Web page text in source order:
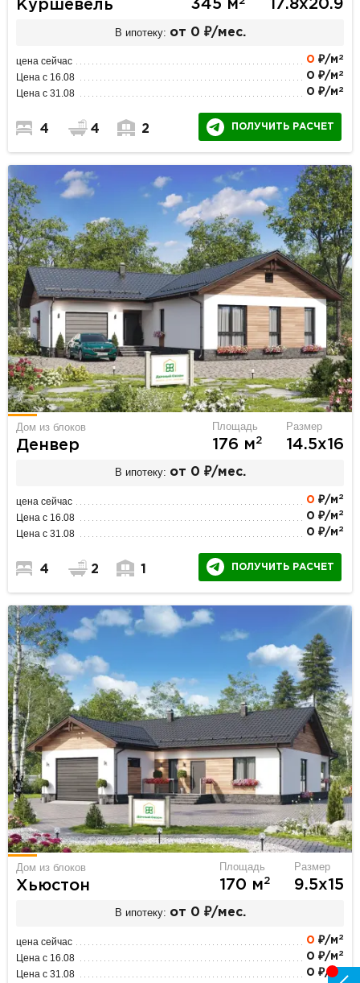
Куршевель 345 м 17.8х20.9
В ипотеку: от 0 ₽/мес.
цена сейчас 0 ₽/м 2
Цена с 16.08 0 ₽/м 2
Цена с 31.08 0 ₽/м 2
4 4 2 ПОЛУЧИТЬ РАСЧЕТ
Дом из блоков
Денвер
Площадь
176 м2
Размер
14.5х16
В ипотеку: от 0 ₽/мес.
цена сейчас 0 ₽/м 2
Цена с 16.08 0 ₽/м 2
Цена с 31.08 0 ₽/м 2
4 2 1 ПОЛУЧИТЬ РАСЧЕТ
Дом из блоков
Хьюстон
Площадь
170 м2
Размер
9.5х15
В ипотеку: от 0 ₽/мес.
цена сейчас 0 ₽/м 2
Цена с 16.08 0 ₽/м 2
Цена с 31.08 0 ₽/м2